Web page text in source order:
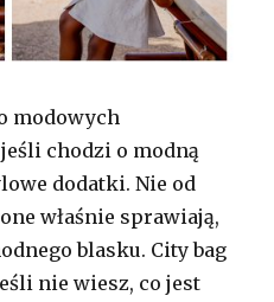
modowych
chodzi o modną
dodatki. Nie od
właśnie sprawiają,
blasku. City bag
nie wiesz, co jest